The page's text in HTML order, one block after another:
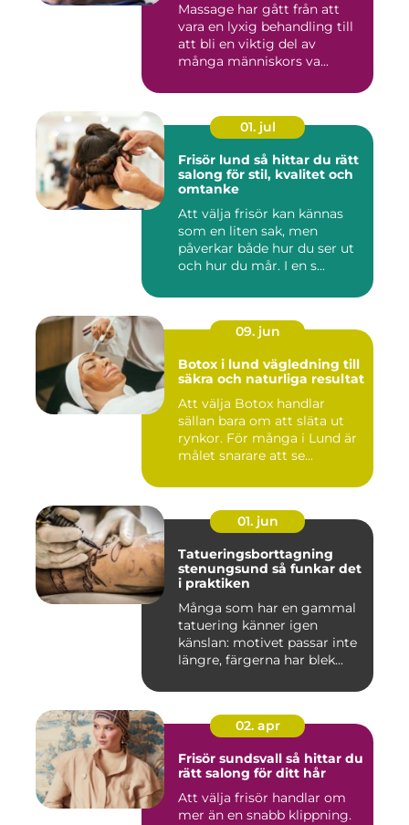
Massage har gått från att
vara en lyxig behandling till
att bli en viktig del av
många människors va...
01. jul
Frisör lund så hittar du rätt
salong för stil, kvalitet och
omtanke
Att välja frisör kan kännas
som en liten sak, men
påverkar både hur du ser ut
och hur du mår. I en s...
09. jun
Botox i lund vägledning till
säkra och naturliga resultat
Att välja Botox handlar
sällan bara om att släta ut
rynkor. För många i Lund är
målet snarare att se...
01. jun
Tatueringsborttagning
stenungsund så funkar det
i praktiken
Många som har en gammal
tatuering känner igen
känslan: motivet passar inte
längre, färgerna har blek...
02. apr
Frisör sundsvall så hittar du
rätt salong för ditt hår
Att välja frisör handlar om
mer än en snabb klippning.